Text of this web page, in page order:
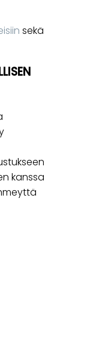
sekä
kanssa